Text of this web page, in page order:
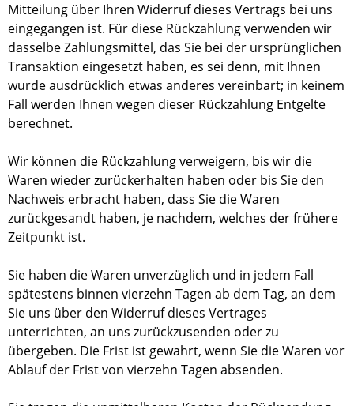
Mitteilung über Ihren Widerruf dieses Vertrags bei uns
eingegangen ist. Für diese Rückzahlung verwenden wir
dasselbe Zahlungsmittel, das Sie bei der ursprünglichen
Transaktion eingesetzt haben, es sei denn, mit Ihnen
wurde ausdrücklich etwas anderes vereinbart; in keinem
Fall werden Ihnen wegen dieser Rückzahlung Entgelte
berechnet.
Wir können die Rückzahlung verweigern, bis wir die
Waren wieder zurückerhalten haben oder bis Sie den
Nachweis erbracht haben, dass Sie die Waren
zurückgesandt haben, je nachdem, welches der frühere
Zeitpunkt ist.
Sie haben die Waren unverzüglich und in jedem Fall
spätestens binnen vierzehn Tagen ab dem Tag, an dem
Sie uns über den Widerruf dieses Vertrages
unterrichten, an uns zurückzusenden oder zu
übergeben. Die Frist ist gewahrt, wenn Sie die Waren vor
Ablauf der Frist von vierzehn Tagen absenden.